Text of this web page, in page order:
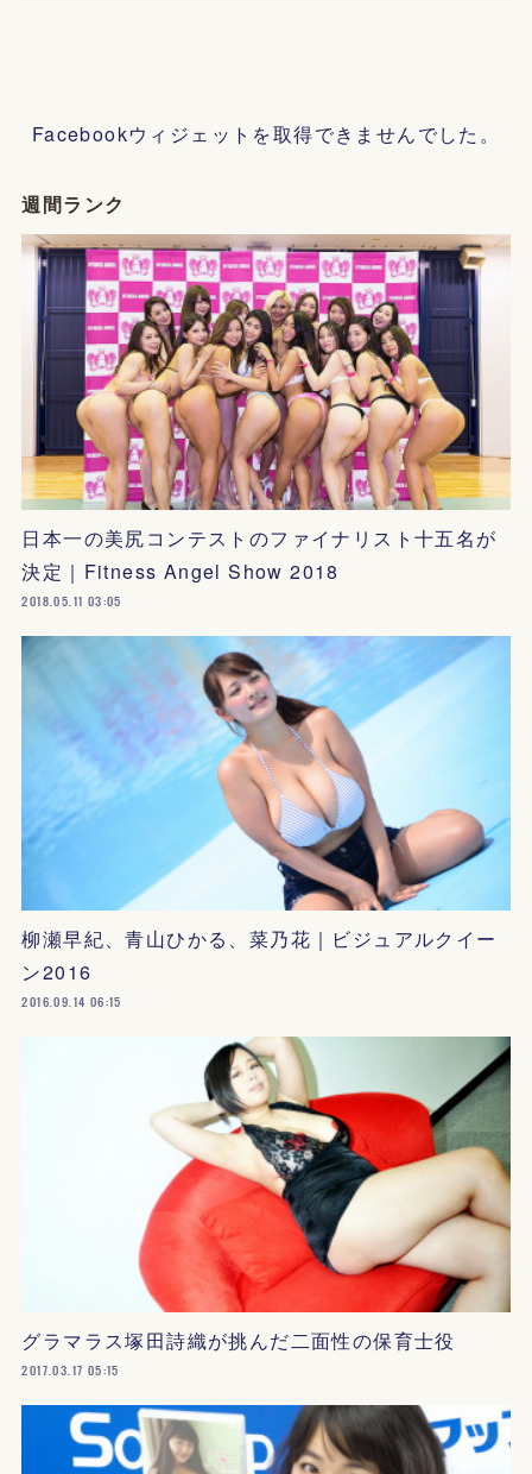
Facebookウィジェットを取得できませんでした。
週間ランク
日本一の美尻コンテストのファイナリスト十五名が
決定｜Fitness Angel Show 2018
2018.05.11 03:05
柳瀬早紀、青山ひかる、菜乃花｜ビジュアルクイー
ン2016
2016.09.14 06:15
グラマラス塚田詩織が挑んだ二面性の保育士役
2017.03.17 05:15